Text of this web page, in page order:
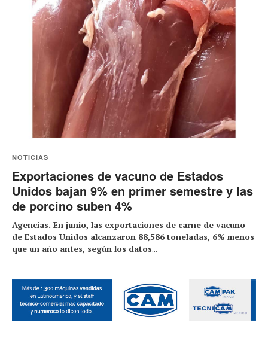
NOTICIAS
Exportaciones de vacuno de Estados
Unidos bajan 9% en primer semestre y las
de porcino suben 4%
Agencias. En junio, las exportaciones de carne de vacuno
de Estados Unidos alcanzaron 88,586 toneladas, 6% menos
que un año antes, según los datos...